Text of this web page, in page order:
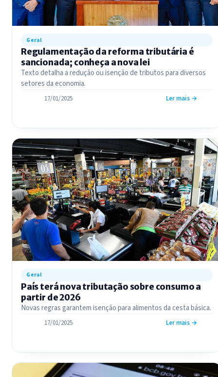
Geral
Regulamentação da reforma tributária é
sancionada; conheça a nova lei
Texto detalha a redução ou isenção de tributos para diversos
setores da economia.
17/01/2025 Ler mais →
Geral
País terá nova tributação sobre consumo a
partir de 2026
Novas regras garantem isenção para alimentos da cesta básica.
17/01/2025 Ler mais →